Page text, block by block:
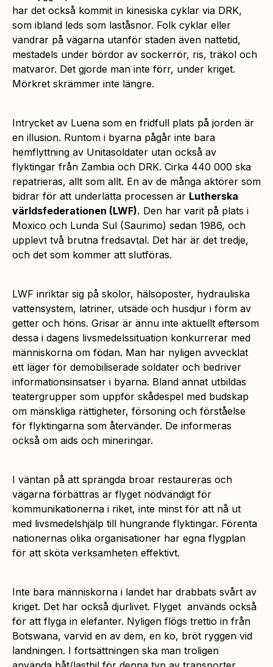
har det också kommit in kinesiska cyklar via DRK,
som ibland leds som laståsnor. Folk cyklar eller
vandrar på vägarna utanför staden även nattetid,
mestadels under bördor av sockerrör, ris, träkol och
matvaror. Det gjorde man inte förr, under kriget.
Mörkret skrämmer inte längre.
Intrycket av Luena som en fridfull plats på jorden är
en illusion. Runtom i byarna pågår inte bara
hemflyttning av Unitasoldater utan också av
flyktingar från Zambia och DRK. Cirka 440 000 ska
repatrieras, allt som allt. En av de många aktörer som
bidrar för att underlätta processen är Lutherska
världsfederationen (LWF). Den har varit på plats i
Moxico och Lunda Sul (Saurimo) sedan 1986, och
upplevt två brutna fredsavtal. Det här är det tredje,
och det som kommer att slutföras.
LWF inriktar sig på skolor, hälsoposter, hydrauliska
vattensystem, latriner, utsäde och husdjur i form av
getter och höns. Grisar är ännu inte aktuellt eftersom
dessa i dagens livsmedelssituation konkurrerar med
människorna om födan. Man har nyligen avvecklat
ett läger för demobiliserade soldater och bedriver
informationsinsatser i byarna. Bland annat utbildas
teatergrupper som uppför skådespel med budskap
om mänskliga rättigheter, försoning och förståelse
för flyktingarna som återvänder. De informeras
också om aids och mineringar.
I väntan på att sprängda broar restaureras och
vägarna förbättras är flyget nödvändigt för
kommunikationerna i riket, inte minst för att nå ut
med livsmedelshjälp till hungrande flyktingar. Förenta
nationernas olika organisationer har egna flygplan
för att sköta verksamheten effektivt.
Inte bara människorna i landet har drabbats svårt av
kriget. Det har också djurlivet. Flyget används också
för att flyga in elefanter. Nyligen flögs trettio in från
Botswana, varvid en av dem, en ko, bröt ryggen vid
landningen. I fortsättningen ska man troligen